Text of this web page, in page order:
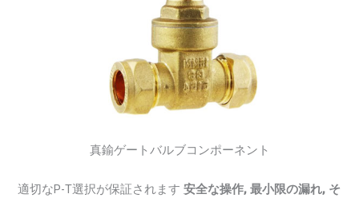
真鍮ゲートバルブコンポーネント
適切なP-T選択が保証されます安全な操作, 最小限の漏れ, そ